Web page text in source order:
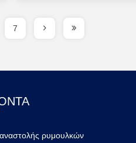
7
ρυμουλκών